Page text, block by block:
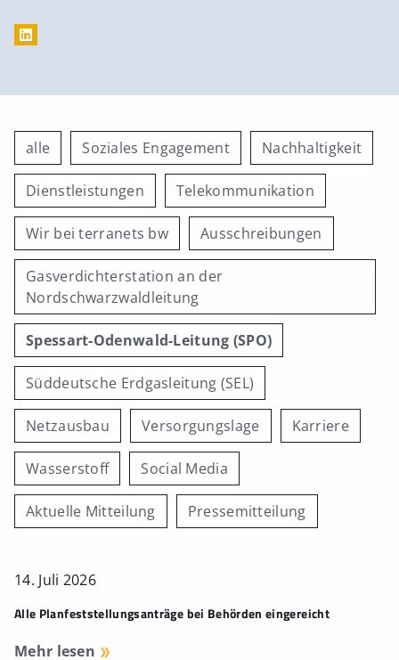
alle Soziales Engagement Nachhaltigkeit
Dienstleistungen Telekommunikation
Wir bei terranets bw Ausschreibungen
Gasverdichterstation an der
Nordschwarzwaldleitung
Spessart-Odenwald-Leitung (SPO)
Süddeutsche Erdgasleitung (SEL)
Netzausbau Versorgungslage Karriere
Wasserstoff Social Media
Aktuelle Mitteilung Pressemitteilung
14. Juli 2026
Alle Planfeststellungsanträge bei Behörden eingereicht
Mehr lesen